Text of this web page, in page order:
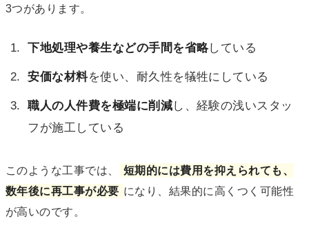
3つがあります。
下地処理や養生などの手間を省略している
安価な材料を使い、耐久性を犠牲にしている
職人の人件費を極端に削減し、経験の浅いスタッ
フが施工している
このような工事では、
短期的には費用を抑えられても、
数年後に再工事が必要 になり、結果的に高くつく可能性
が高いのです。